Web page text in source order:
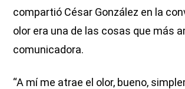
compartió César González en la
olor era una de las cosas que más
comunicadora.
“A mí me atrae el olor, bueno,